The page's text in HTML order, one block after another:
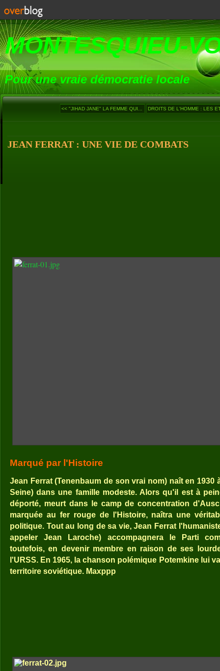
MONTESQUIEU-
Pour une vraie démocratie locale
<< "JIHAD JANE" LA FEMME QUI... DROITS DE L'HOMME : LES
JEAN FERRAT : UNE VIE DE COMBATS
Marqué par l'Histoire
Jean Ferrat (Tenenbaum de son vrai nom) naît en 1930
Seine) dans une famille modeste. Alors qu'il est à
déporté, meurt dans le camp de concentration
marquée au fer rouge de l'Histoire, naîtra une
politique. Tout au long de sa vie, Jean Ferrat
appeler Jean Laroche) accompagnera le Parti
toutefois, en devenir membre en raison de ses
l'URSS. En 1965, la chanson polémique Potemkine lui
territoire soviétique. Maxppp